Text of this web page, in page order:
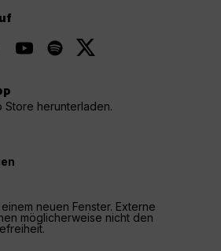
Store herunterladen.
neuen Fenster. Externe
möglicherweise nicht den